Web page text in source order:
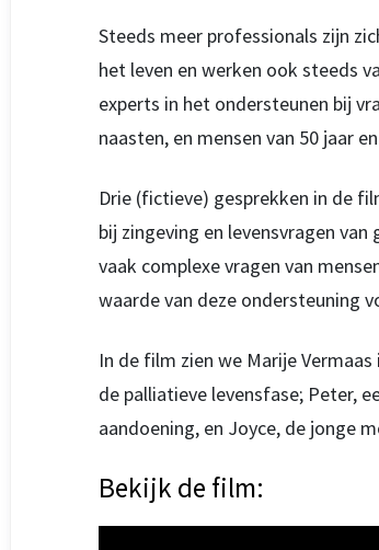
Steeds meer professionals zijn
het leven en werken ook steeds
experts in het ondersteunen bij
naasten, en mensen van 50 jaar
Drie (fictieve) gesprekken in de
bij zingeving en levensvragen
vaak complexe vragen van
waarde van deze ondersteuning
In de film zien we Marije
de palliatieve levensfase; Peter,
aandoening, en Joyce, de jonge
Bekijk de film: